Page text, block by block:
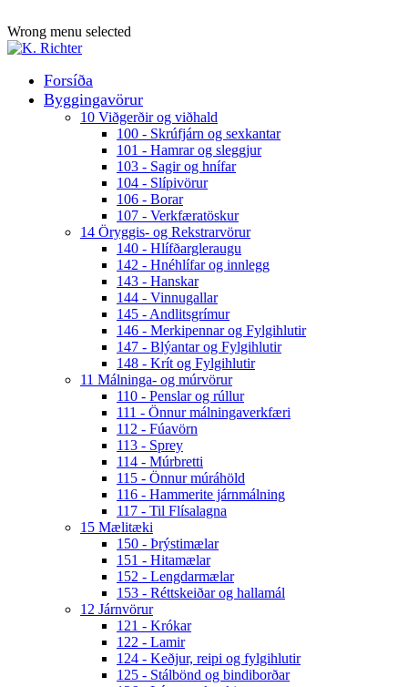
Wrong menu selected
Forsíða
Byggingavörur
10 Viðgerðir og viðhald
100 - Skrúfjárn og sexkantar
101 - Hamrar og sleggjur
103 - Sagir og hnífar
104 - Slípivörur
106 - Borar
107 - Verkfæratöskur
14 Öryggis- og Rekstrarvörur
140 - Hlífðargleraugu
142 - Hnéhlífar og innlegg
143 - Hanskar
144 - Vinnugallar
145 - Andlitsgrímur
146 - Merkipennar og Fylgihlutir
147 - Blýantar og Fylgihlutir
148 - Krít og Fylgihlutir
11 Málninga- og múrvörur
110 - Penslar og rúllur
111 - Önnur málningaverkfæri
112 - Fúavörn
113 - Sprey
114 - Múrbretti
115 - Önnur múráhöld
116 - Hammerite járnmálning
117 - Til Flísalagna
15 Mælitæki
150 - Þrýstimælar
151 - Hitamælar
152 - Lengdarmælar
153 - Réttskeiðar og hallamál
12 Járnvörur
121 - Krókar
122 - Lamir
124 - Keðjur, reipi og fylgihlutir
125 - Stálbönd og bindiborðar